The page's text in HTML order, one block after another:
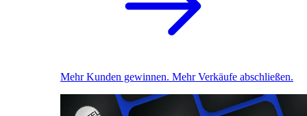
Mehr Kunden gewinnen. Mehr Verkäufe abschließen.